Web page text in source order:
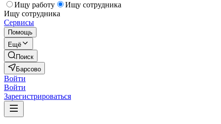
Ищу работу
Ищу сотрудника
Ищу сотрудника
Сервисы
Помощь
Ещё
Поиск
Барсово
Войти
Войти
Зарегистрироваться